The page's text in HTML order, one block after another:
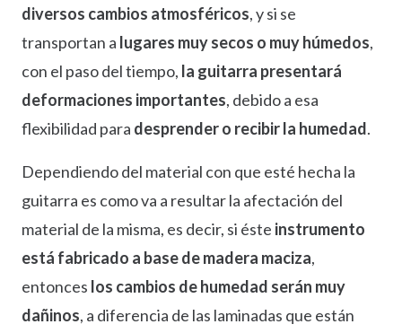
diversos cambios atmosféricos, y si se
transportan a lugares muy secos o muy húmedos,
con el paso del tiempo, la guitarra presentará
deformaciones importantes, debido a esa
flexibilidad para desprender o recibir la humedad.
Dependiendo del material con que esté hecha la
guitarra es como va a resultar la afectación del
material de la misma, es decir, si éste instrumento
está fabricado a base de madera maciza,
entonces los cambios de humedad serán muy
dañinos, a diferencia de las laminadas que están